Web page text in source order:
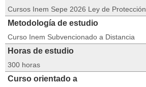
Cursos Inem Sepe 2026 Ley de
Metodología de estudio
Curso Inem Subvencionado a Distancia
Horas de estudio
300 horas
Curso orientado a